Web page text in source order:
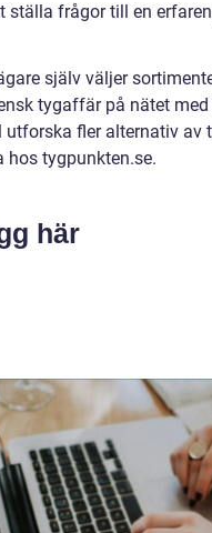
frågor till en
själv väljer
tygaffär på nätet
fler alternativ av
tygpunkten.se.
här